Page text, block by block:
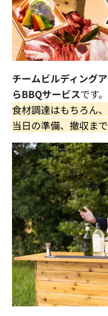
チームビルディング
らBBQサービスです。
食材調達はもちろん
当日の準備、撤収ま